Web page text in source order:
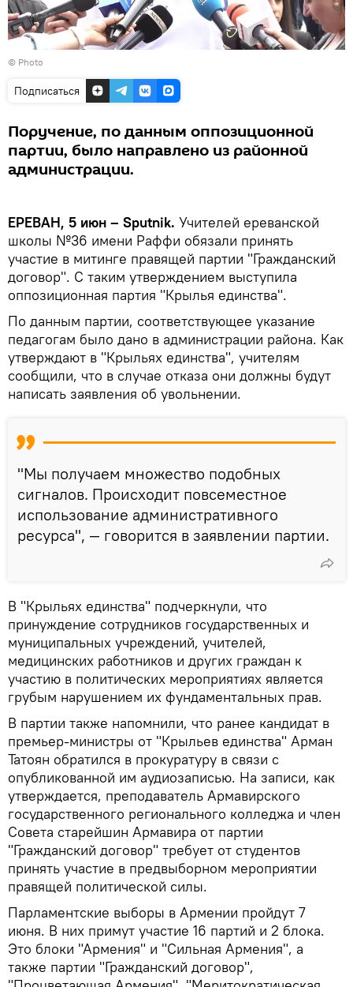
© Photo
Подписаться
Поручение, по данным оппозиционной
партии, было направлено из районной
администрации.
ЕРЕВАН, 5 июн – Sputnik. Учителей ереванской
школы №36 имени Раффи обязали принять
участие в митинге правящей партии "Гражданский
договор". С таким утверждением выступила
оппозиционная партия "Крылья единства".
По данным партии, соответствующее указание
педагогам было дано в администрации района. Как
утверждают в "Крыльях единства", учителям
сообщили, что в случае отказа они должны будут
написать заявления об увольнении.
"Мы получаем множество подобных
сигналов. Происходит повсеместное
использование административного
ресурса", — говорится в заявлении партии.
В "Крыльях единства" подчеркнули, что
принуждение сотрудников государственных и
муниципальных учреждений, учителей,
медицинских работников и других граждан к
участию в политических мероприятиях является
грубым нарушением их фундаментальных прав.
В партии также напомнили, что ранее кандидат в
премьер-министры от "Крыльев единства" Арман
Татоян обратился в прокуратуру в связи с
опубликованной им аудиозаписью. На записи, как
утверждается, преподаватель Армавирского
государственного регионального колледжа и член
Совета старейшин Армавира от партии
"Гражданский договор" требует от студентов
принять участие в предвыборном мероприятии
правящей политической силы.
Парламентские выборы в Армении пройдут 7
июня. В них примут участие 16 партий и 2 блока.
Это блоки "Армения" и "Сильная Армения", а
также партии "Гражданский договор",